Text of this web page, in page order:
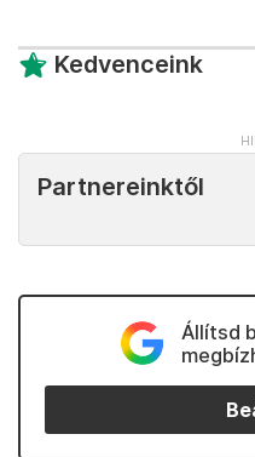
Kedvenceink
Partnereinktől
Állítsd